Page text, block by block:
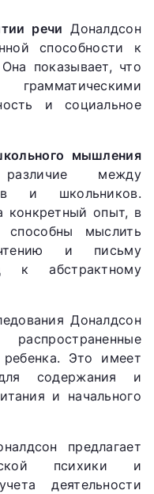
речи Доналдсон
способности к
показывает, что
и социальное
мышления
между
и школьников.
конкретный опыт, в
мыслить
и письму
к абстрактному
Доналдсон
Это имеет
содержания и
и начального
предлагает
психики и
деятельности